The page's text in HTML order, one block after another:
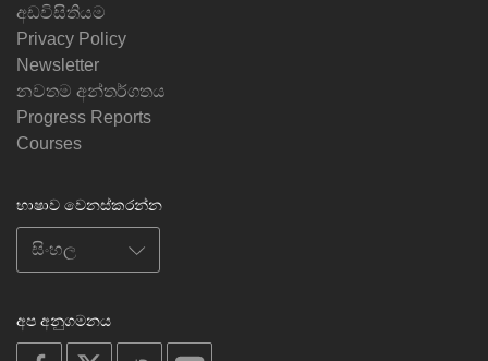
අඩවිසිතියම
Privacy Policy
Newsletter
නවතම අන්තර්ගතය
Progress Reports
Courses
භාෂාව වෙනස්කරන්න
අප අනුගමනය
on